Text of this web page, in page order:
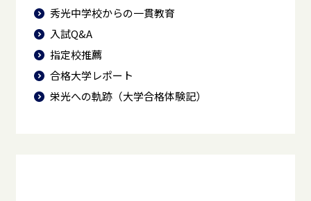
秀光中学校からの一貫教育
入試Q&A
指定校推薦
合格大学レポート
栄光への軌跡（大学合格体験記）